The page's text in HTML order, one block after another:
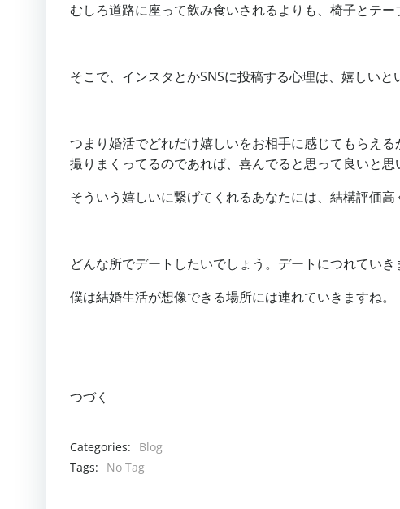
むしろ道路に座って飲み食いされるよりも、椅子とテ
そこで、インスタとかSNSに投稿する心理は、嬉しいと
つまり婚活でどれだけ嬉しいをお相手に感じてもらえ
撮りまくってるのであれば、喜んでると思って良いと思
そういう嬉しいに繋げてくれるあなたには、結構評価高
どんな所でデートしたいでしょう。デートにつれていき
僕は結婚生活が想像できる場所には連れていきますね。
つづく
Categories:
Blog
Tags:
No Tag